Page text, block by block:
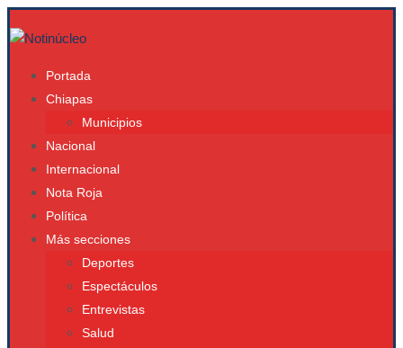
Portada
Chiapas
Municipios
Nacional
Internacional
Nota Roja
Política
Más secciones
Deportes
Espectáculos
Entrevistas
Salud